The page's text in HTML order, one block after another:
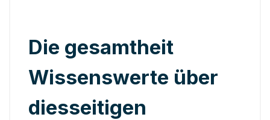
Die gesamtheit
Wissenswerte über
diesseitigen